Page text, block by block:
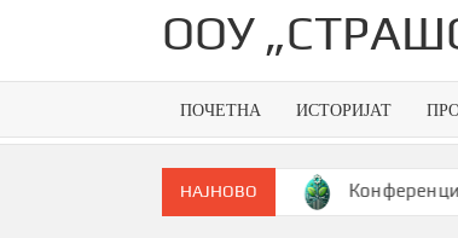
ООУ
ПОЧЕТНА ИСТОРИЈАТ
НАЈНОВОКонференција – Од